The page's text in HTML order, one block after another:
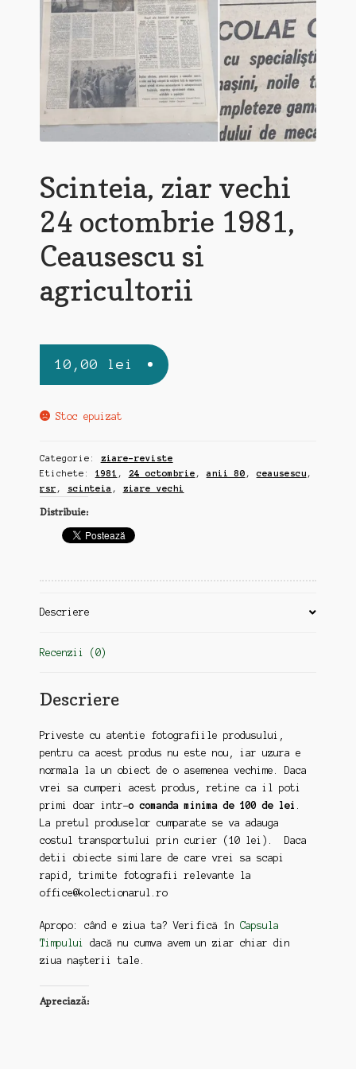
Scinteia, ziar vechi
24 octombrie 1981,
Ceausescu si
agricultorii
10,00 lei
Stoc epuizat
Categorie: ziare-reviste
Etichete: 1981 , 24 octombrie ,anii 80 ,ceausescu ,
rsr , scinteia , ziare vechi
Distribuie:
Descriere
Recenzii (0)
Descriere
Priveste cu atentie fotografiile produsului,
pentru ca acest produs nu este nou, iar uzura e
normala la un obiect de o asemenea vechime. Daca
vrei sa cumperi acest produs, retine ca il poti
primi doar intr-o comanda minima de 100 de lei
La pretul produselor cumparate se va adauga
costul transportului prin curier (10 lei). Daca
detii obiecte similare de care vrei sa scapi
rapid, trimite fotografii relevante la
office@kolectionarul.ro
Apropo: când e ziua ta? Verifică în Capsula
Timpului
dacă nu cumva avem un ziar chiar din
ziua nașterii tale.
Apreciază: